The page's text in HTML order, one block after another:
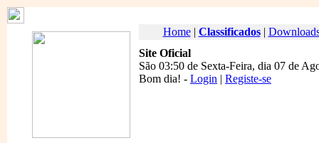
Home| Classificados|
Site Oficial
São 03:50 de Sexta-Feira, dia 07 de
Bom dia! - Login | Registe-se